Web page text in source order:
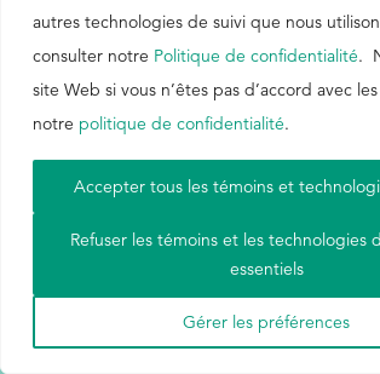
autres technologies de suivi que nous
consulter notre Politique de confidentialité.
site Web si vous n’êtes pas d’accord avec
notre politique de confidentialité.
Gérer les préférences
Refuser les témoins et les technologies
essentiels
Accepter tous les témoins et
Ackumen
English
Conditions d'utilisation | Carte du site | Politique